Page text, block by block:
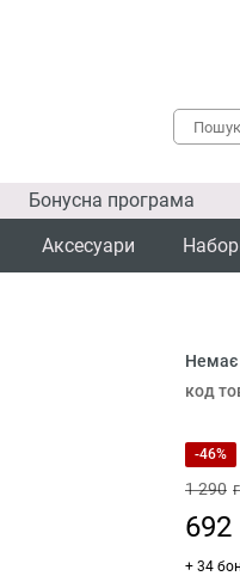
Бонусна програма
Аксесуари
Немає
код
-46%
1 290
692
+ 34